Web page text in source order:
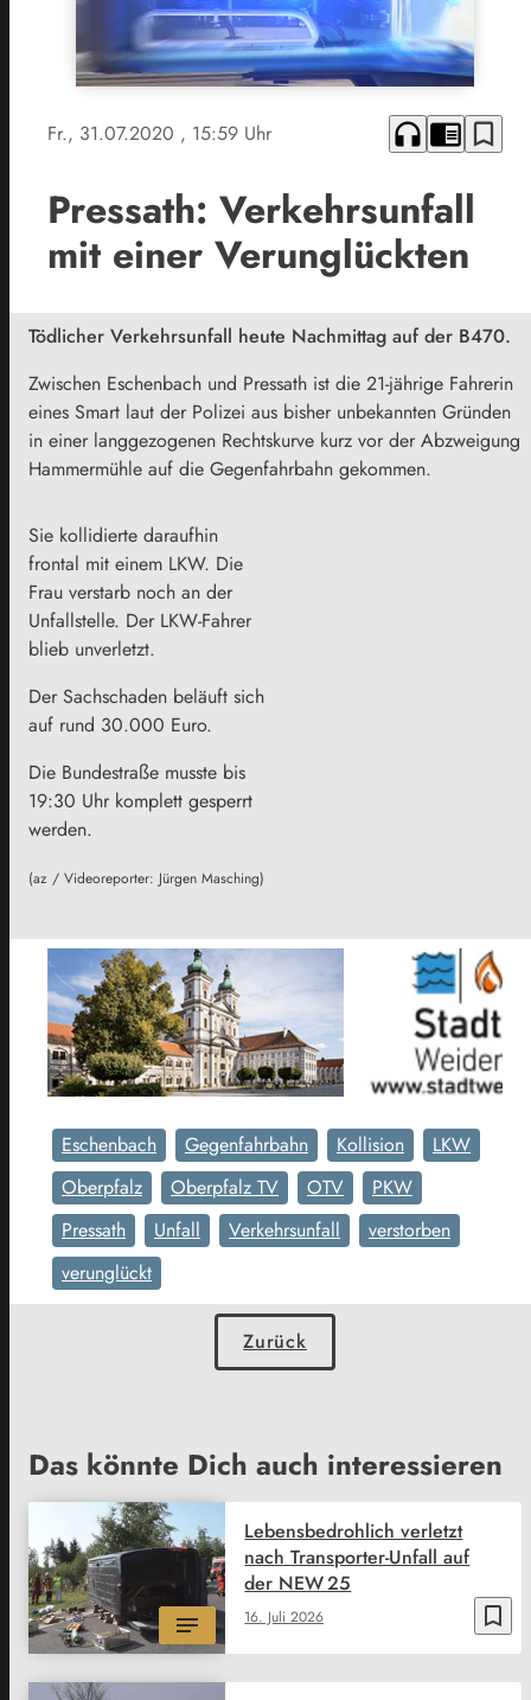
Fr., 31.07.2020 , 15:59 Uhr headphones chrome_reader_mode bookmark_border
Pressath: Verkehrsunfall
mit einer Verunglückten
Tödlicher Verkehrsunfall heute Nachmittag auf der B470.
Zwischen Eschenbach und Pressath ist die 21-jährige Fahrerin
eines Smart laut der Polizei aus bisher unbekannten Gründen
in einer langgezogenen Rechtskurve kurz vor der Abzweigung
Hammermühle auf die Gegenfahrbahn gekommen.
Sie kollidierte daraufhin
frontal mit einem LKW. Die
Frau verstarb noch an der
Unfallstelle. Der LKW-Fahrer
blieb unverletzt.
Der Sachschaden beläuft sich
auf rund 30.000 Euro.
Die Bundestraße musste bis
19:30 Uhr komplett gesperrt
werden.
(az / Videoreporter: Jürgen Masching)
Eschenbach Gegenfahrbahn Kollision
LKW
Oberpfalz
Oberpfalz TV OTV
PKW
Pressath
Unfall Verkehrsunfall
verstorben
verunglückt
Zurück
Das könnte Dich auch interessieren
bookmark_border
16. Juli 2026
Lebensbedrohlich verletzt
nach Transporter-Unfall auf
der NEW 25